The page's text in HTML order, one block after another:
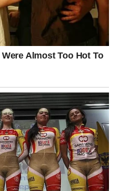
se unazad u stolici ilagano
udobnost. Ovaj pokret
stuba i smanjenju napetosti u
nije neprijatelj bola, već
i svjesna fizička aktivnost
života, čak i kod osoba koje
pamti pokret — a ono što se